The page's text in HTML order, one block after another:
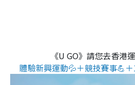
《U GO》請您去香港
體驗新興運動💦＋競技賽事💪